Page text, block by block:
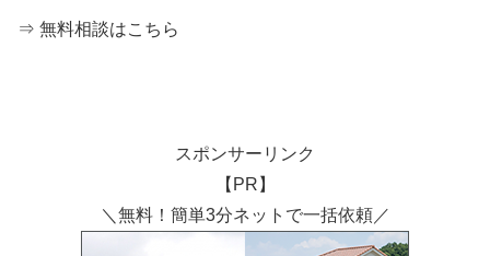
⇒ 無料相談はこちら
スポンサーリンク
【PR】
＼無料！簡単3分ネットで一括依頼／